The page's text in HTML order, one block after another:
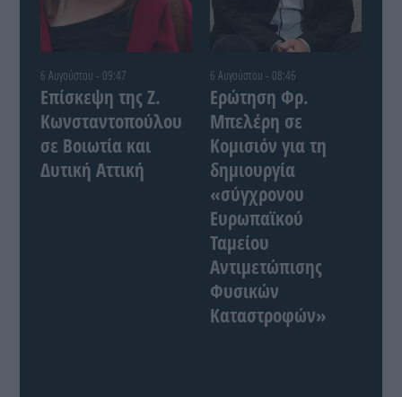
6 Αυγούστου - 09:47
Επίσκεψη της Ζ.
Κωνσταντοπούλου
σε Βοιωτία και
Δυτική Αττική
6 Αυγούστου - 08:46
Ερώτηση Φρ.
Μπελέρη σε
Κομισιόν για τη
δημιουργία
«σύγχρονου
Ευρωπαϊκού
Ταμείου
Αντιμετώπισης
Φυσικών
Καταστροφών»